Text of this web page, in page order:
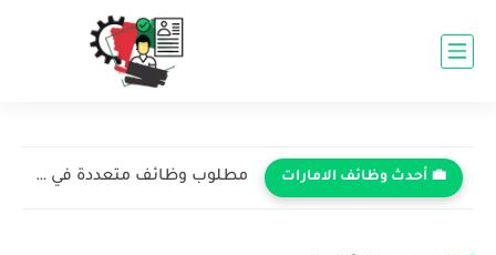
💼 أحدث وظائف الامارات مطلوب وظائف متعددة في شركة الدار العقارية - أبوظبي 2026...